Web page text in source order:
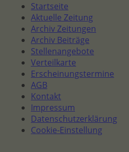
Startseite
Aktuelle Zeitung
Archiv Zeitungen
Archiv Beiträge
Stellenangebote
Verteilkarte
Erscheinungstermine
AGB
Kontakt
Impressum
Datenschutzerklärung
Cookie-Einstellung